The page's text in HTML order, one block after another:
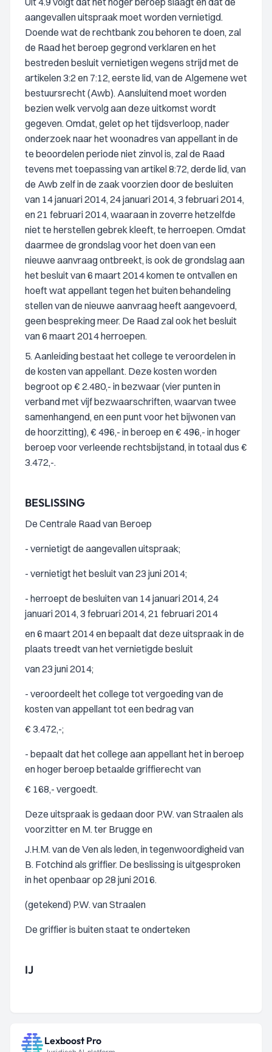
aangevallen uitspraak moet worden vernietigd.
Doende wat de rechtbank zou behoren te doen, zal
de Raad het beroep gegrond verklaren en het
bestreden besluit vernietigen wegens strijd met de
artikelen 3:2 en 7:12, eerste lid, van de Algemene wet
bestuursrecht (Awb). Aansluitend moet worden
bezien welk vervolg aan deze uitkomst wordt
gegeven. Omdat, gelet op het tijdsverloop, nader
onderzoek naar het woonadres van appellant in de
te beoordelen periode niet zinvol is, zal de Raad
tevens met toepassing van artikel 8:72, derde lid, van
de Awb zelf in de zaak voorzien door de besluiten
van 14 januari 2014, 24 januari 2014, 3 februari 2014,
en 21 februari 2014, waaraan in zoverre hetzelfde
niet te herstellen gebrek kleeft, te herroepen. Omdat
daarmee de grondslag voor het doen van een
nieuwe aanvraag ontbreekt, is ook de grondslag aan
het besluit van 6 maart 2014 komen te ontvallen en
hoeft wat appellant tegen het buiten behandeling
stellen van de nieuwe aanvraag heeft aangevoerd,
geen bespreking meer. De Raad zal ook het besluit
van 6 maart 2014 herroepen.
5. Aanleiding bestaat het college te veroordelen in
de kosten van appellant. Deze kosten worden
begroot op € 2.480,- in bezwaar (vier punten in
verband met vijf bezwaarschriften, waarvan twee
samenhangend, en een punt voor het bijwonen van
de hoorzitting), € 496,- in beroep en € 496,- in hoger
beroep voor verleende rechtsbijstand, in totaal dus €
3.472,-.
BESLISSING
De Centrale Raad van Beroep
- vernietigt de aangevallen uitspraak;
- vernietigt het besluit van 23 juni 2014;
- herroept de besluiten van 14 januari 2014, 24
januari 2014, 3 februari 2014, 21 februari 2014
en 6 maart 2014 en bepaalt dat deze uitspraak in de
plaats treedt van het vernietigde besluit
van 23 juni 2014;
- veroordeelt het college tot vergoeding van de
kosten van appellant tot een bedrag van
€ 3.472,-;
- bepaalt dat het college aan appellant het in beroep
en hoger beroep betaalde griffierecht van
€ 168,- vergoedt.
Deze uitspraak is gedaan door P.W. van Straalen als
voorzitter en M. ter Brugge en
J.H.M. van de Ven als leden, in tegenwoordigheid van
B. Fotchind als griffier. De beslissing is uitgesproken
in het openbaar op 28 juni 2016.
(getekend) P.W. van Straalen
De griffier is buiten staat te onderteken
IJ
Lexboost Pro